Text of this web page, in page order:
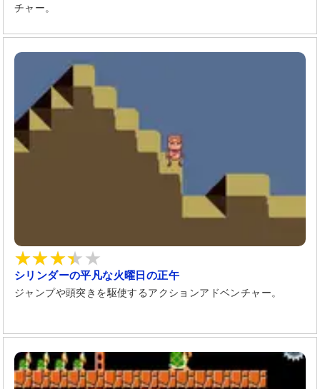
チャー。
シリンダーの平凡な火曜日の正午
ジャンプや頭突きを駆使するアクションアドベンチャー。